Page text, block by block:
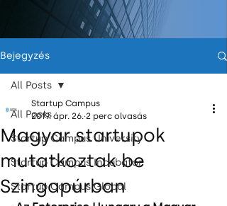
Bejegyzés
All Posts
Startup Campus University
Startup Campus Incubator
Startup Campus Global
All Posts
Magyar startupok
mutatkoztak be
Szingapúrban
Startup Campus
2019. ápr. 26. 2 perc olvasás